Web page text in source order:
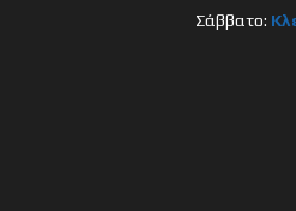
Σάββατο: